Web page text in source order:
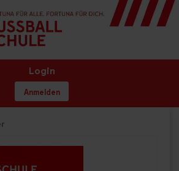
Login
Anmelden